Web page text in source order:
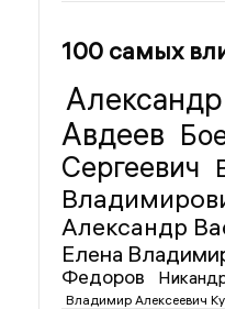
100 самых
Авдеев
Сергеевич
Александр
Елена
Федоров
Владимир Алексеевич